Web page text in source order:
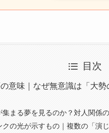
目次
意味｜なぜ無意識は「大
集まる夢を見るのか？対人関係
クの光が示すもの｜複数の「演